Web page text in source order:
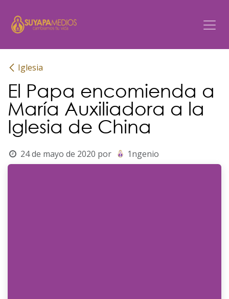
Iglesia
El Papa encomienda a
María Auxiliadora a la
Iglesia de China
24 de mayo de 2020 por 1ngenio